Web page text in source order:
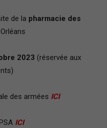
de la pharmacie des
2023 (réservée aux
des armées ICI
ICI